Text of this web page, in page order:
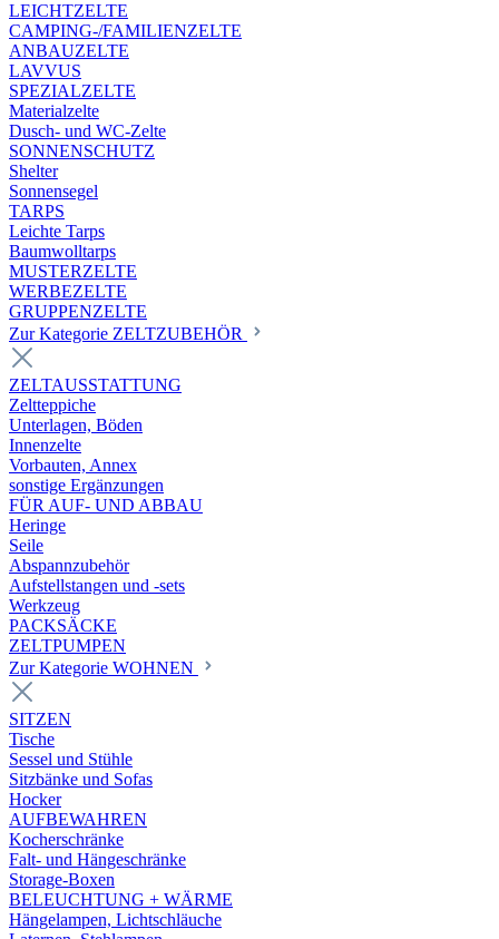
LEICHTZELTE
CAMPING-/FAMILIENZELTE
ANBAUZELTE
LAVVUS
SPEZIALZELTE
Materialzelte
Dusch- und WC-Zelte
SONNENSCHUTZ
Shelter
Sonnensegel
TARPS
Leichte Tarps
Baumwolltarps
MUSTERZELTE
WERBEZELTE
GRUPPENZELTE
Zur Kategorie ZELTZUBEHÖR
ZELTAUSSTATTUNG
Zeltteppiche
Unterlagen, Böden
Innenzelte
Vorbauten, Annex
sonstige Ergänzungen
FÜR AUF- UND ABBAU
Heringe
Seile
Abspannzubehör
Aufstellstangen und -sets
Werkzeug
PACKSÄCKE
ZELTPUMPEN
Zur Kategorie WOHNEN
SITZEN
Tische
Sessel und Stühle
Sitzbänke und Sofas
Hocker
AUFBEWAHREN
Kocherschränke
Falt- und Hängeschränke
Storage-Boxen
BELEUCHTUNG + WÄRME
Hängelampen, Lichtschläuche